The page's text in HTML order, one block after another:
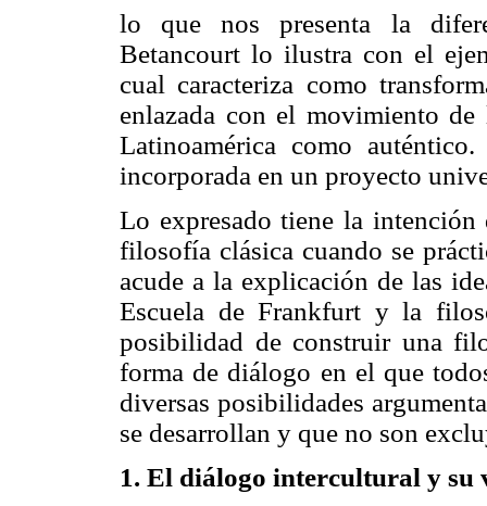
lo que nos presenta la
Betancourt lo ilustra con el
cual caracteriza como
enlazada con el movimiento
Latinoamérica como
incorporada en un proyecto
Lo expresado tiene la
filosofía clásica cuando se
acude a la explicación de las
Escuela de Frankfurt y la
posibilidad de construir una
forma de diálogo en el que
diversas posibilidades
se desarrollan y que no son
1. El diálogo intercultural y su